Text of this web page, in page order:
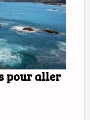
pour aller